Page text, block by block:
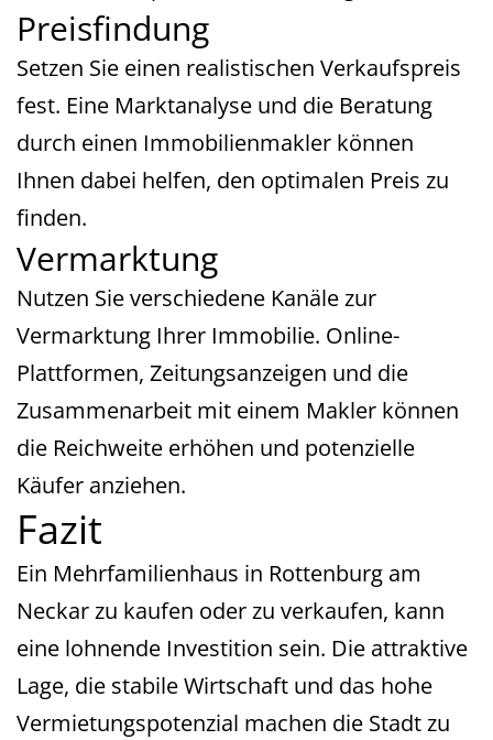
Preisfindung
Setzen Sie einen realistischen Verkaufspreis
fest. Eine Marktanalyse und die Beratung
durch einen Immobilienmakler können
Ihnen dabei helfen, den optimalen Preis zu
finden.
Vermarktung
Nutzen Sie verschiedene Kanäle zur
Vermarktung Ihrer Immobilie. Online-
Plattformen, Zeitungsanzeigen und die
Zusammenarbeit mit einem Makler können
die Reichweite erhöhen und potenzielle
Käufer anziehen.
Fazit
Ein Mehrfamilienhaus in Rottenburg am
Neckar zu kaufen oder zu verkaufen, kann
eine lohnende Investition sein. Die attraktive
Lage, die stabile Wirtschaft und das hohe
Vermietungspotenzial machen die Stadt zu